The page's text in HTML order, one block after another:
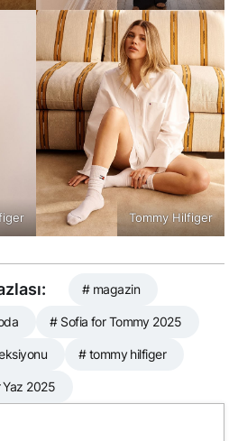
Tommy Hilfiger
# magazin
# Sofia for Tommy 2025
# tommy hilfiger
2025